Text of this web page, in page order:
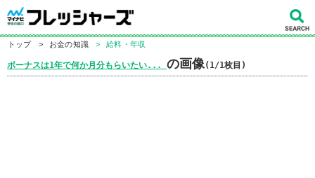
トップ > お金の知識 > 給料・年収
ボーナスは1年で何か月分もらいたい... の画像(1/1枚目)